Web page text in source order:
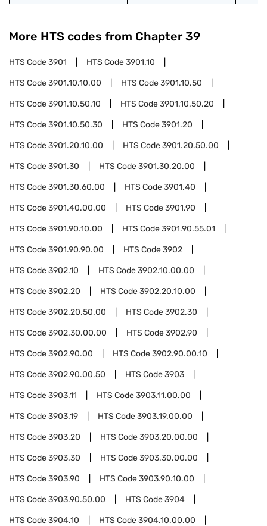
More HTS codes from Chapter 39
HTS Code3901 HTS Code3901.10
HTS Code3901.10.10.00 HTS Code3901.10.50
HTS Code3901.10.50.10 HTS Code3901.10.50.20
HTS Code3901.10.50.30 HTS Code3901.20
HTS Code3901.20.10.00 HTS Code3901.20.50.00
HTS Code3901.30 HTS Code3901.30.20.00
HTS Code3901.30.60.00 HTS Code3901.40
HTS Code3901.40.00.00 HTS Code3901.90
HTS Code3901.90.10.00 HTS Code3901.90.55.01
HTS Code3901.90.90.00 HTS Code3902
HTS Code3902.10 HTS Code3902.10.00.00
HTS Code3902.20 HTS Code3902.20.10.00
HTS Code3902.20.50.00 HTS Code3902.30
HTS Code3902.30.00.00 HTS Code3902.90
HTS Code3902.90.00 HTS Code3902.90.00.10
HTS Code3902.90.00.50 HTS Code3903
HTS Code3903.11 HTS Code3903.11.00.00
HTS Code3903.19 HTS Code3903.19.00.00
HTS Code3903.20 HTS Code3903.20.00.00
HTS Code3903.30 HTS Code3903.30.00.00
HTS Code3903.90 HTS Code3903.90.10.00
HTS Code3903.90.50.00 HTS Code3904
HTS Code3904.10 HTS Code3904.10.00.00